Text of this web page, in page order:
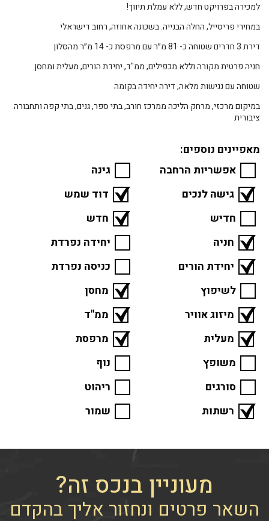
למכירה בפרויקט חדש, ללא עמלת תיווך!
במחירי פריסייל, החלה הבנייה. בשכונה אחוזה, רחוב דישראלי
דירת 3 חדרים שטוחה כ- 81 מ״ר עם מרפסת כ- 14 מ״ר מהסלון
חניה פרטית מקורה וללא מכפילים, ממ"ד, יחידת הורים, מעלית ומחסן
שטוחה עם נגישות מלאה, דירה יחידה בקומה
במיקום מרכזי, מרחק הליכה ממרכז חורב, בתי ספר, גנים, בתי קפה ותחבורה
ציבורית
מאפיינים נוספים:
אפשריות הרחבה
גינה
גישה לנכים
דוד שמש
חדיש
חדש
חניה
יחידה נפרדת
יחידת הורים
כניסה נפרדת
לשיפוץ
מחסן
מיזוג אוויר
ממ"ד
מעלית
מרפסת
משופץ
נוף
סורגים
ריהוט
רשתות
שמור
מעוניין בנכס זה?
השאר פרטים ונחזור אליך בהקדם